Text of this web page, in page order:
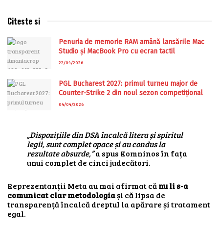
Citeste si
Penuria de memorie RAM amână lansările Mac
Studio și MacBook Pro cu ecran tactil
22/04/2026
PGL Bucharest 2027: primul turneu major de
Counter-Strike 2 din noul sezon competițional
04/04/2026
„Dispozițiile din DSA încalcă litera și spiritul
legii, sunt complet opace și au condus la
rezultate absurde,”a spus Komninos în fața
unui complet de cinci judecători.
Reprezentanții Meta au mai afirmat cănu li s-a
comunicat clar metodologiași că lipsa de
transparență încalcă dreptul la apărare și tratament
egal.